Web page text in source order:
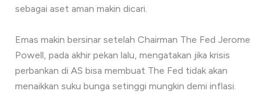
sebagai aset aman makin dicari.
Emas makin bersinar setelah Chairman The Fed Jerome
Powell, pada akhir pekan lalu, mengatakan jika krisis
perbankan di AS bisa membuat The Fed tidak akan
menaikkan suku bunga setinggi mungkin demi inflasi.